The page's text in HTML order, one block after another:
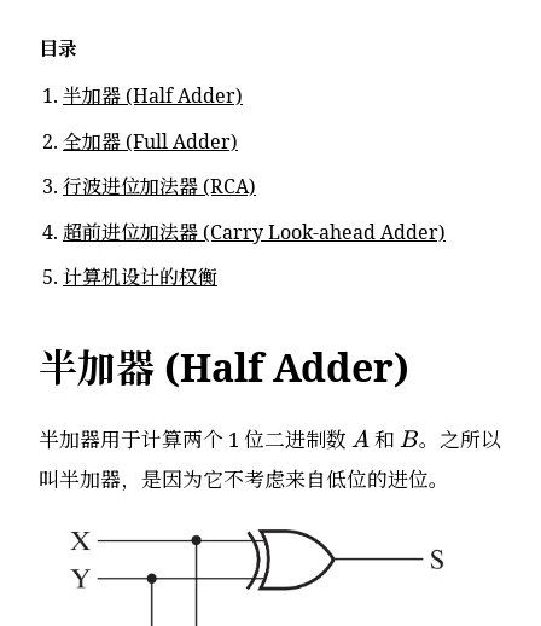
目录
半加器 (Half Adder)
全加器 (Full Adder)
行波进位加法器 (RCA)
超前进位加法器 (Carry Look-ahead Adder)
计算机设计的权衡
半加器 (Half Adder)
半加器用于计算两个 1 位二进制数 A
A 和 B
B。之所以
叫半加器，是因为它不考虑来自低位的进位。